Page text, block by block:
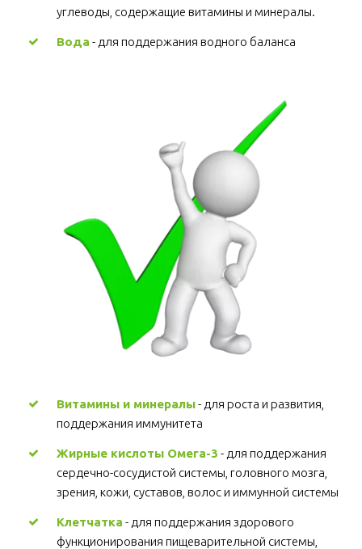
углеводы, содержащие витамины и минералы.
Вода - для поддержания водного баланса
Витамины и минералы - для роста и развития,
поддержания иммунитета
Жирные кислоты Омега-3 - для поддержания
сердечно-сосудистой системы, головного мозга,
зрения, кожи, суставов, волос и иммунной системы
Клетчатка - для поддержания здорового
функционирования пищеварительной системы,